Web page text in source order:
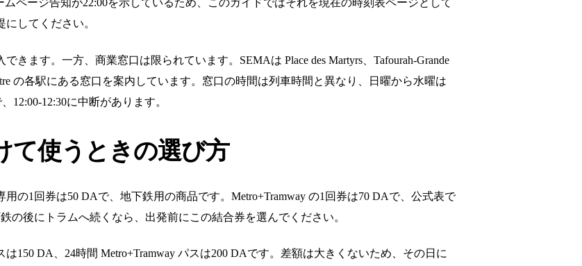
してください。
きます。一方、商業窓口は限られています。SEMAは Place des Martyrs、Tafourah-Grande
の各駅にある窓口を案内しています。窓口の時間は列車時間と異なり、日曜から水曜は
12:00-12:30に中断があります。
て使うときの選び方
の1回券は50 DAで、地下鉄用の商品です。Metro+Tramway の1回券は70 DAで、公式表で
の後にトラムへ続くなら、出発前にこの結合券を選んでください。
150 DA、24時間 Metro+Tramway パスは200 DAです。差額は大きくないため、その日に